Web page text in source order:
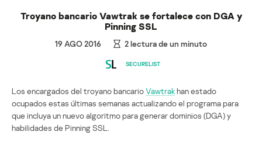
Troyano bancario Vawtrak se fortalece con DGA y
Pinning SSL
19 AGO 2016 2lectura de un minuto
SECURELIST
Los encargados del troyano bancarioVawtrakhan estado
ocupados estas últimas semanas actualizando el programa para
que incluya un nuevo algoritmo para generar dominios (DGA) y
habilidades de Pinning SSL.